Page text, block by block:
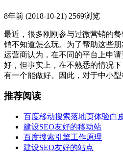
8年前 (2018-10-21) 2569浏览
最近，很多刚刚参与过微营销的
销不知道怎么玩。为了帮助这些
运营商认为，在不同的平台上申
好，但事实上，在不熟悉的情况
有一个能做好。因此，对于中小型
推荐阅读
百度移动搜索落地页体验白
建设SEO友好的移动站
百度搜索引擎工作原理
建设SEO友好的站点